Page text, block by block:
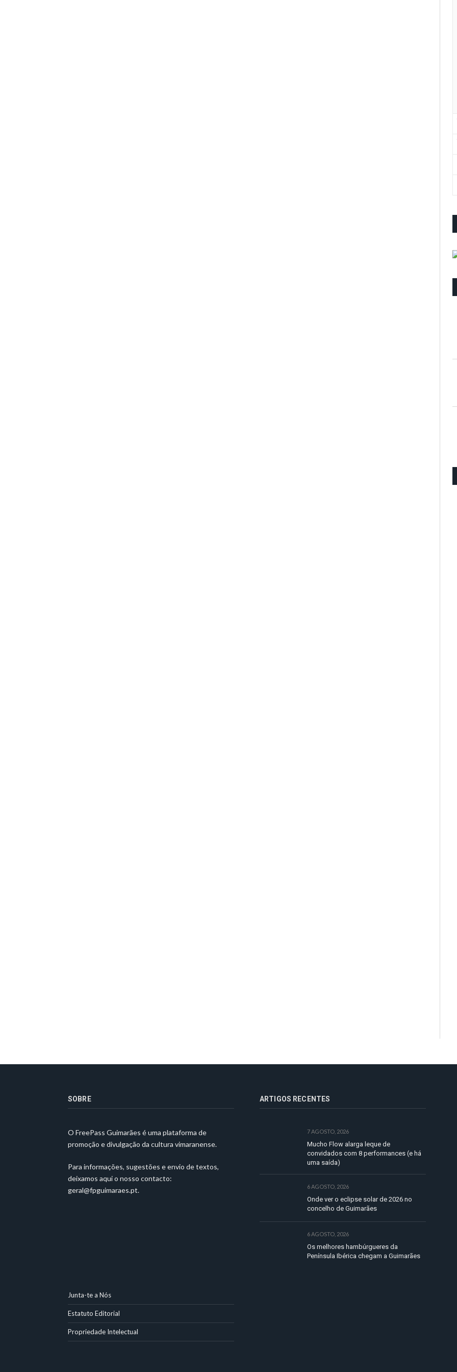
SOBRE
O FreePass Guimarães é uma plataforma de
promoção e divulgação da cultura vimaranense.
Para informações, sugestões e envio de textos,
deixamos aqui o nosso contacto:
geral@fpguimaraes.pt.
ARTIGOS RECENTES
7 AGOSTO, 2026
Mucho Flow alarga leque de
convidados com 8 performances (e há
uma saída)
6 AGOSTO, 2026
Onde ver o eclipse solar de 2026 no
concelho de Guimarães
6 AGOSTO, 2026
Os melhores hambúrgueres da
Península Ibérica chegam a Guimarães
Junta-te a Nós
Estatuto Editorial
Propriedade Intelectual